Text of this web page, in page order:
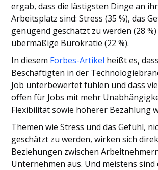
ergab, dass die lästigsten Dinge an
Arbeitsplatz sind: Stress (35 %), das
genügend geschätzt zu werden (28
übermäßige Bürokratie (22 %).
In diesem Forbes-Artikel heißt es,
Beschäftigten in der
Job unterbewertet fühlen und dass
offen für Jobs mit mehr
Flexibilität sowie höherer Bezahlung
Themen wie Stress und das Gefühl,
geschätzt zu werden, wirken sich
Beziehungen zwischen
Unternehmen aus. Und meistens sind